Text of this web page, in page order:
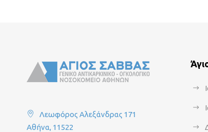
Λεωφόρος Αλεξάνδρας 171
Αθήνα, 11522